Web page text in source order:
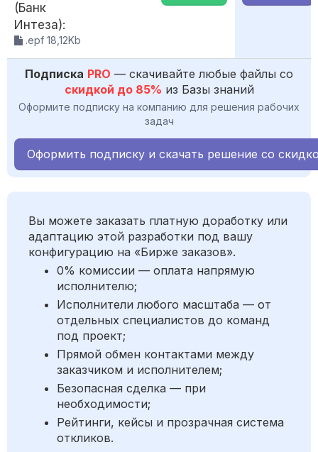
(Банк
Интеза):
.epf 18,12Kb
Подписка PRO — скачивайте любые файлы со
скидкой до 85% из Базы знаний
Оформите подписку на компанию для решения рабочих
задач
Оформить подписку и скачать решение со
Вы можете заказать платную доработку или
адаптацию этой разработки под вашу
конфигурацию на «Бирже заказов».
0% комиссии — оплата напрямую
исполнителю;
Исполнители любого масштаба — от
отдельных специалистов до команд
под проект;
Прямой обмен контактами между
заказчиком и исполнителем;
Безопасная сделка — при
необходимости;
Рейтинги, кейсы и прозрачная система
откликов.